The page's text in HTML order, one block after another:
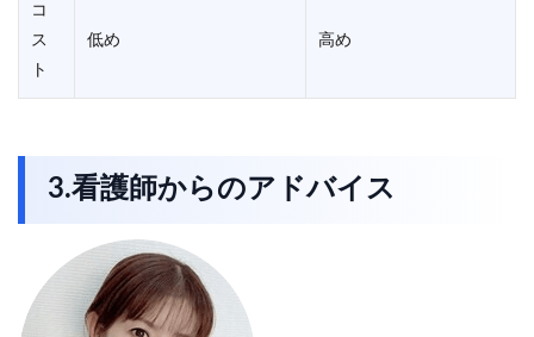
コ
ス
ト
低め 高め
3.看護師からのアドバイス